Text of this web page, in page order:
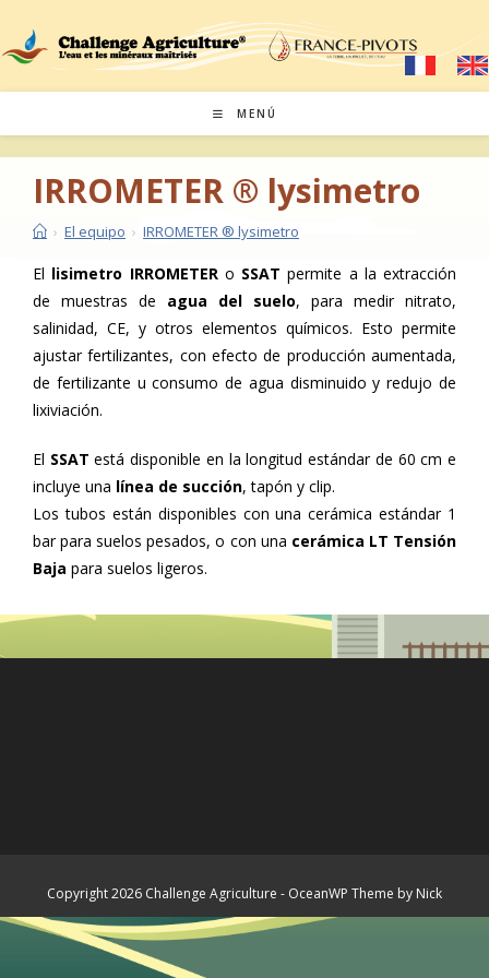
contenido
MENÚ
IRROMETER ® lysimetro
› El equipo › IRROMETER ® lysimetro
El lisimetro IRROMETERo SSAT permite a la extracción
de muestras de agua del suelo, para medir nitrato,
salinidad, CE, y otros elementos químicos. Esto permite
ajustar fertilizantes, con efecto de producción aumentada,
de fertilizante u consumo de agua disminuido y redujo de
lixiviación.
El SSAT está disponible en la longitud estándar de 60 cm e
incluye una línea de succión, tapón y clip.
Los tubos están disponibles con una cerámica estándar 1
bar para suelos pesados, o con una cerámica LT Tensión
Baja para suelos ligeros.
Copyright 2026 Challenge Agriculture - OceanWP Theme by Nick